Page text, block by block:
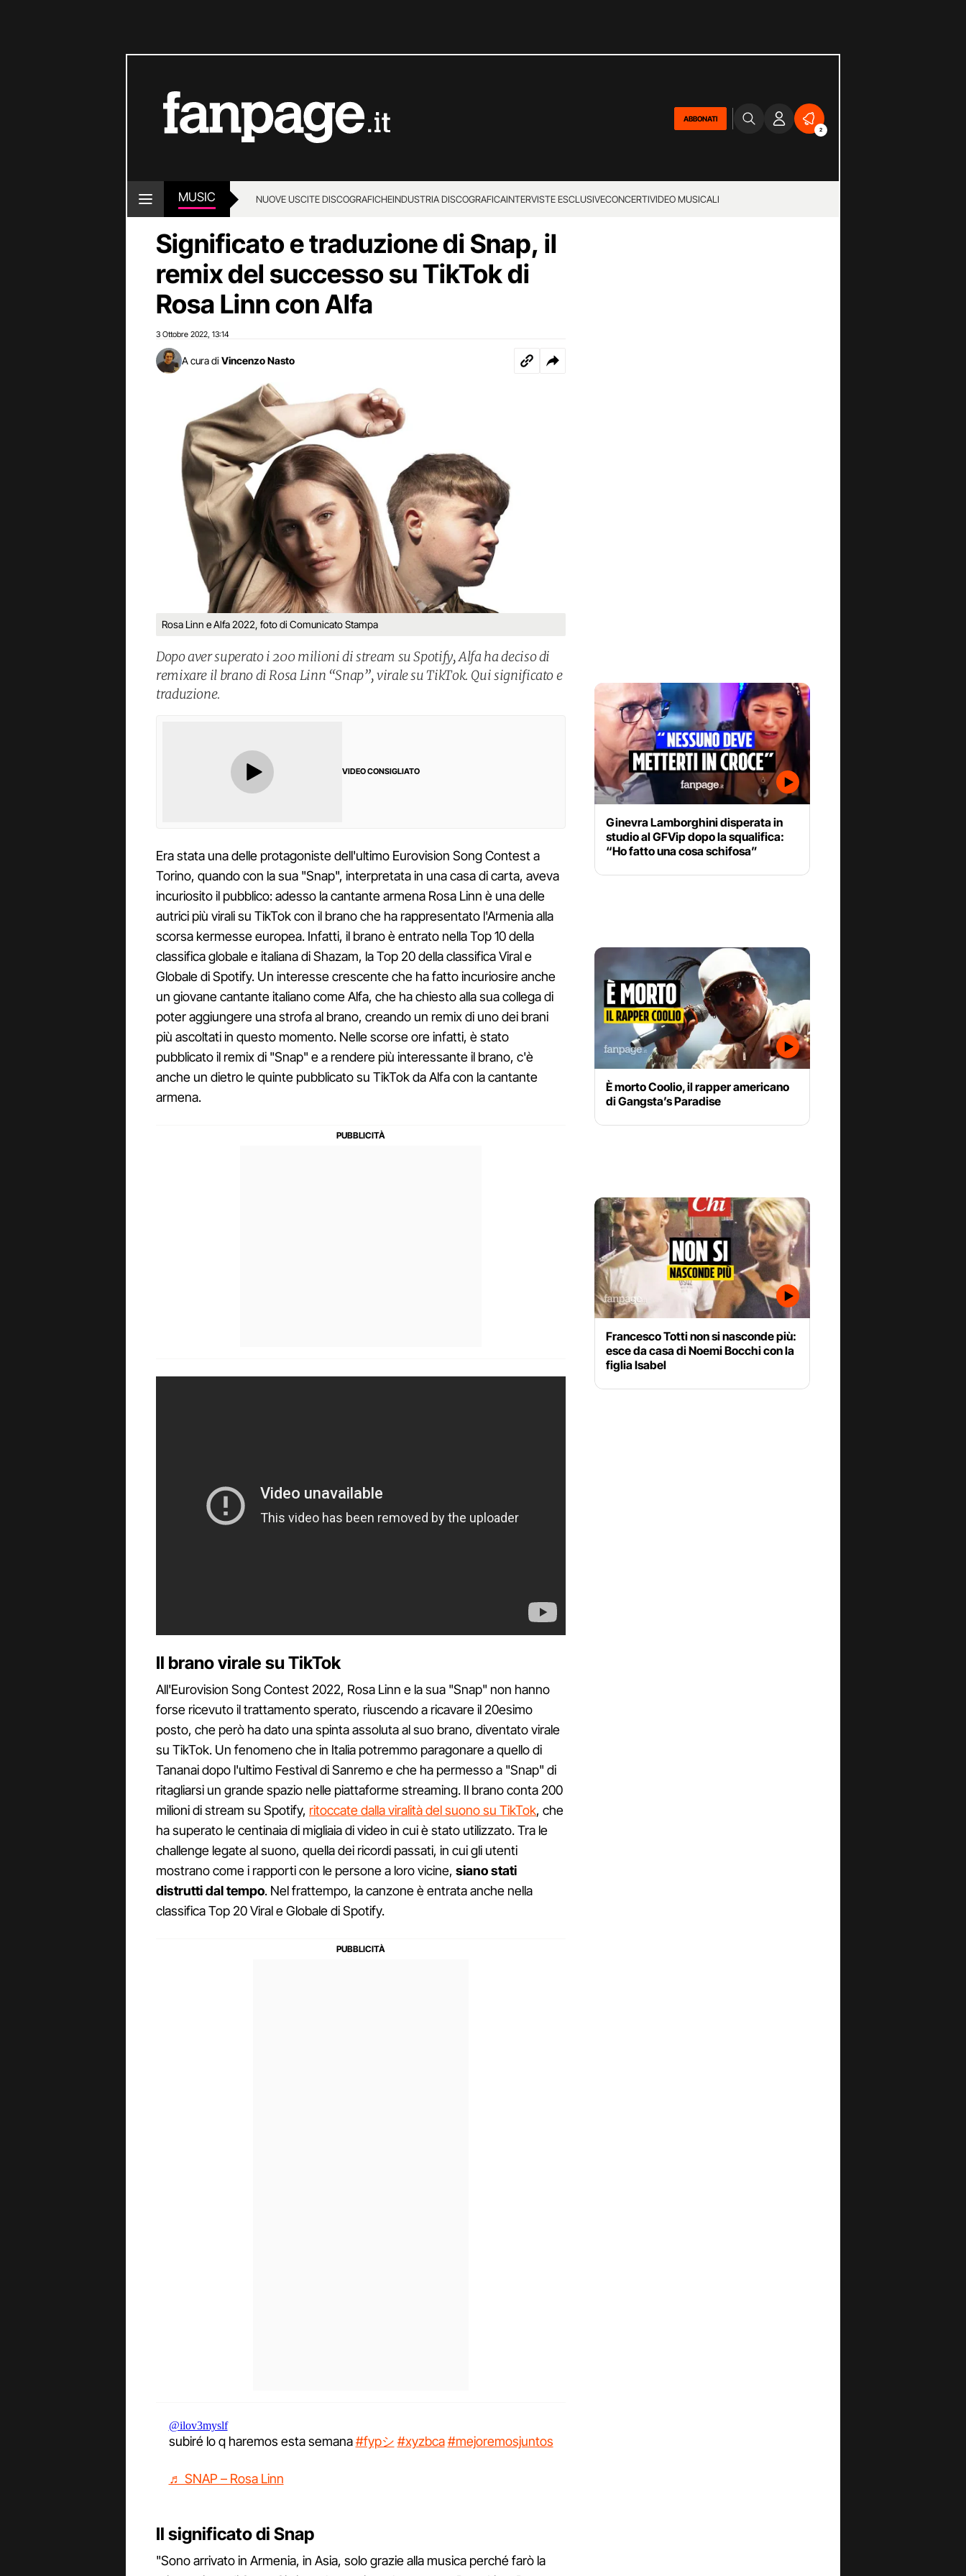
ABBONATI
2
MUSIC NUOVE USCITE DISCOGRAFICHEINDUSTRIA DISCOGRAFICAINTERVISTE ESCLUSIVECONCERTIVIDEO MUSICALI
Significato e traduzione di Snap, il
remix del successo su TikTok di
Rosa Linn con Alfa
3 Ottobre 2022 13:14
A cura di Vincenzo Nasto
Rosa Linn e Alfa 2022, foto di Comunicato Stampa
Dopo aver superato i 200 milioni di stream su Spotify, Alfa ha deciso di
remixare il brano di Rosa Linn “Snap”, virale su TikTok. Qui significato e
traduzione.
VIDEO CONSIGLIATO
Era stata una delle protagoniste dell'ultimo Eurovision Song Contest a
Torino, quando con la sua "Snap", interpretata in una casa di carta, aveva
incuriosito il pubblico: adesso la cantante armena Rosa Linn è una delle
autrici più virali su TikTok con il brano che ha rappresentato l'Armenia alla
scorsa kermesse europea. Infatti, il brano è entrato nella Top 10 della
classifica globale e italiana di Shazam, la Top 20 della classifica Viral e
Globale di Spotify. Un interesse crescente che ha fatto incuriosire anche
un giovane cantante italiano come Alfa, che ha chiesto alla sua collega di
poter aggiungere una strofa al brano, creando un remix di uno dei brani
più ascoltati in questo momento. Nelle scorse ore infatti, è stato
pubblicato il remix di "Snap" e a rendere più interessante il brano, c'è
anche un dietro le quinte pubblicato su TikTok da Alfa con la cantante
armena.
Il brano virale su TikTok
All'Eurovision Song Contest 2022, Rosa Linn e la sua "Snap" non hanno
forse ricevuto il trattamento sperato, riuscendo a ricavare il 20esimo
posto, che però ha dato una spinta assoluta al suo brano, diventato virale
su TikTok. Un fenomeno che in Italia potremmo paragonare a quello di
Tananai dopo l'ultimo Festival di Sanremo e che ha permesso a "Snap" di
ritagliarsi un grande spazio nelle piattaforme streaming. Il brano conta 200
milioni di stream su Spotify, ritoccate dalla viralità del suono su TikTok, che
ha superato le centinaia di migliaia di video in cui è stato utilizzato. Tra le
challenge legate al suono, quella dei ricordi passati, in cui gli utenti
mostrano come i rapporti con le persone a loro vicine, siano stati
distrutti dal tempo. Nel frattempo, la canzone è entrata anche nella
classifica Top 20 Viral e Globale di Spotify.
@ilov3myslf
subiré lo q haremos esta semana#fypシ #xyzbca #mejoremosjuntos
♬ SNAP – Rosa Linn
Il significato di Snap
"Sono arrivato in Armenia, in Asia, solo grazie alla musica perché farò la
Ginevra Lamborghini disperata in
studio al GFVip dopo la squalifica:
“Ho fatto una cosa schifosa”
È morto Coolio, il rapper americano
di Gangsta’s Paradise
Francesco Totti non si nasconde più:
esce da casa di Noemi Bocchi con la
figlia Isabel